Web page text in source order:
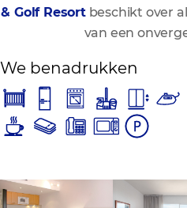
& Golf Resortbeschikt over
van een
We benadrukken